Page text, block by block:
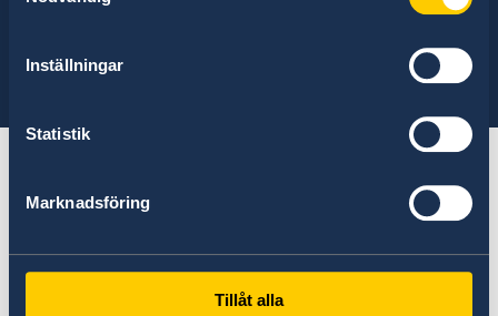
Inställningar
Statistik
Marknadsföring
Tillåt alla
Find the embassy you are looking for:
Select
embassy